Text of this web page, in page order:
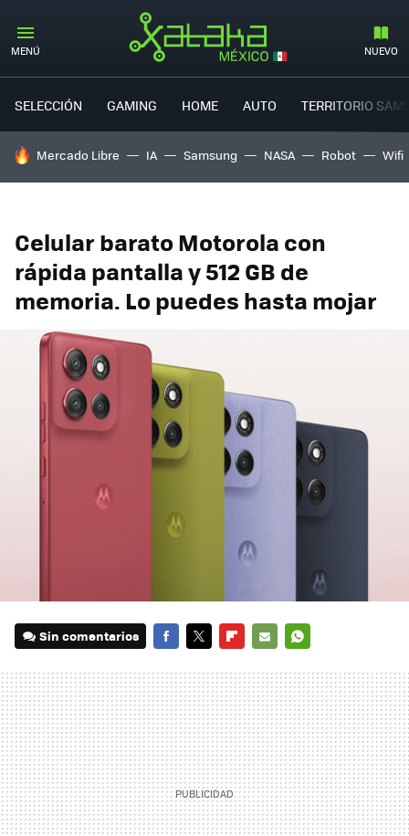
MENÚ NUEVO
SELECCIÓN GAMING HOME AUTO TERRITORIO
HOY SE HABLA DE
Mercado Libre IA Samsung NASA Robot Wifi
Celular barato Motorola con
rápida pantalla y 512 GB de
memoria. Lo puedes hasta mojar
Sin comentarios
MAIL